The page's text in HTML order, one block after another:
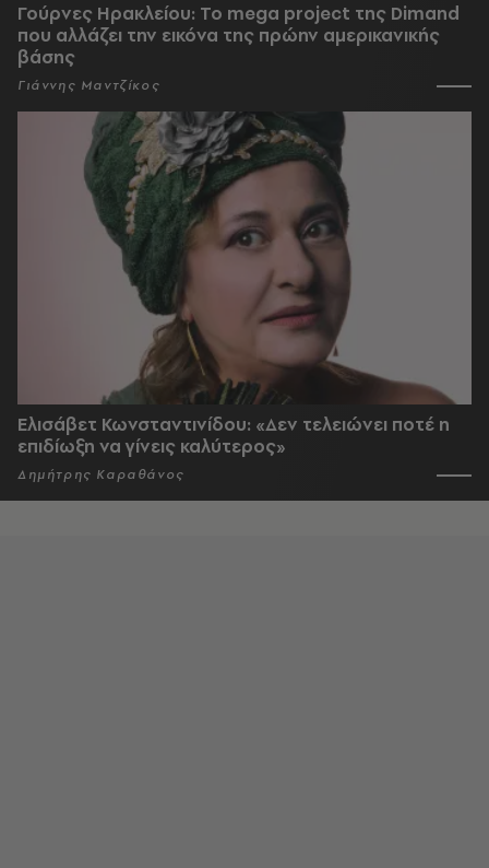
Γούρνες Ηρακλείου: To mega project της Dimand
που αλλάζει την εικόνα της πρώην αμερικανικής
βάσης
Γιάννης Μαντζίκος
Ελισάβετ Κωνσταντινίδου: «Δεν τελειώνει ποτέ η
επιδίωξη να γίνεις καλύτερος»
Δημήτρης Καραθάνος